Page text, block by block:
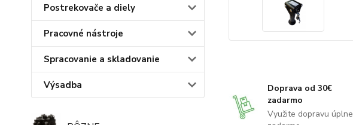
Postrekovače a diely
Pracovné nástroje
Spracovanie a skladovanie
Výsadba
Doprava od 30€
zadarmo
Využite dopravu úplne